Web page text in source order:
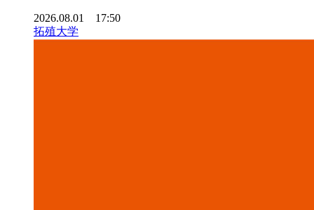
2026.08.01 17:50
拓殖大学